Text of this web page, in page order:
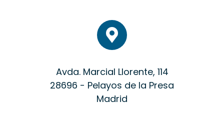
Avda. Marcial Llorente, 114
28696 - Pelayos de la Presa
Madrid